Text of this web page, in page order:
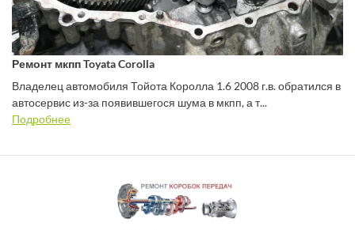
Ремонт мкпп Toyata Corolla
Владелец автомобиля Тойота Королла 1.6 2008 г.в. обратился в
автосервис из-за появившегося шума в мкпп, а т...
Подробнее